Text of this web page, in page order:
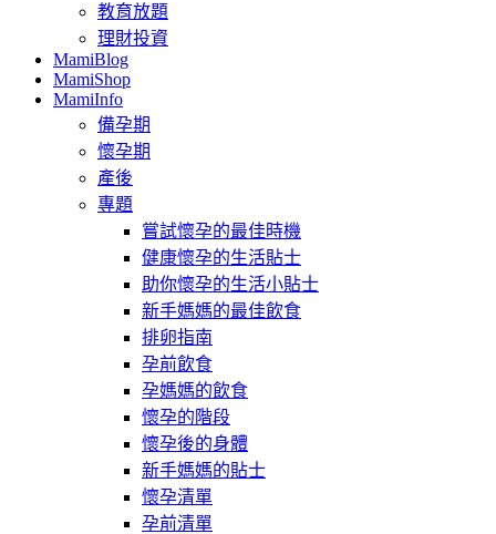
教育放題
理財投資
MamiBlog
MamiShop
MamiInfo
備孕期
懷孕期
產後
專題
嘗試懷孕的最佳時機
健康懷孕的生活貼士
助你懷孕的生活小貼士
新手媽媽的最佳飲食
排卵指南
孕前飲食
孕媽媽的飲食
懷孕的階段
懷孕後的身體
新手媽媽的貼士
懷孕清單
孕前清單